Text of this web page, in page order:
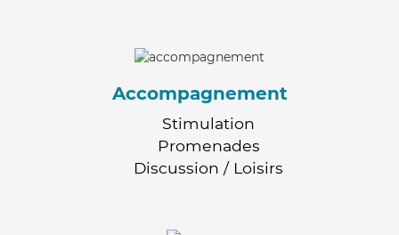
Accompagnement
Stimulation
Promenades
Discussion / Loisirs